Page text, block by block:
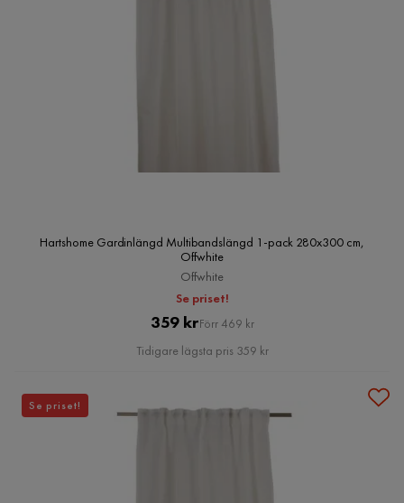
Hartshome Gardinlängd Multibandslängd 1-pack 280x300 cm,
Offwhite
Offwhite
Se priset!
Pris
359 krOriginal
Pris
Förr 469 kr
Tidigare lägsta pris 359 kr
Se priset!